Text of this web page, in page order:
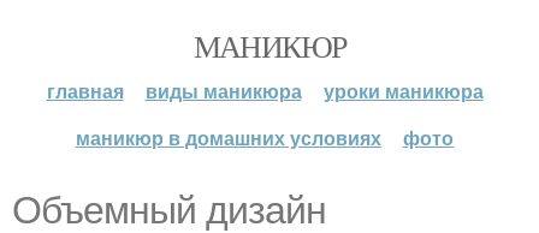
МАНИКЮР
главная виды маникюра
уроки маникюра
маникюр в домашних условиях
фото
Объемный дизайн